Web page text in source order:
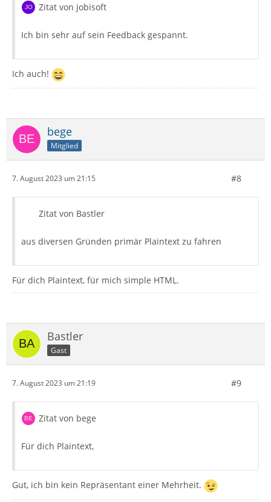
Zitat von jobisoft
Ich bin sehr auf sein Feedback gespannt.
Ich auch!
bege
Mitglied
7. August 2023 um 21:15 #8
Zitat von Bastler
aus diversen Gründen primär Plaintext zu fahren
Für dich Plaintext, für mich simple HTML.
Bastler
Gast
7. August 2023 um 21:19 #9
Zitat von bege
Für dich Plaintext,
Gut, ich bin kein Repräsentant einer Mehrheit.